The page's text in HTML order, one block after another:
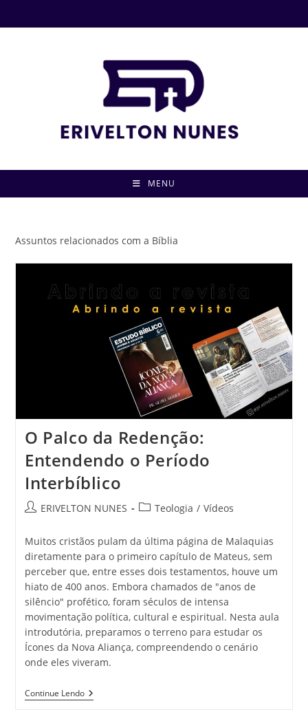
MENU
Assuntos relacionados com a Bíblia
O Palco da Redenção:
Entendendo o Período
Interbíblico
ERIVELTON NUNES Teologia / Vídeos
Muitos cristãos pulam da última página de Malaquias
diretamente para o primeiro capítulo de Mateus, sem
perceber que, entre esses dois testamentos, houve um
hiato de 400 anos. Embora chamados de "anos de
silêncio" profético, foram séculos de intensa
movimentação política, cultural e espiritual. Nesta aula
introdutória, preparamos o terreno para estudar os
Ícones da Nova Aliança, compreendendo o cenário
onde eles viveram.
Continue Lendo